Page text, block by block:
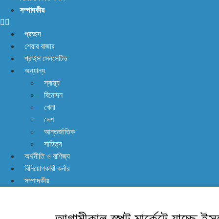
সম্পাদকীয়
প্রচ্ছদ
শেয়ার বাজার
প্রাইস সেনসেটিভ
অন্যান্য
স্বাস্থ্য
বিনোদন
খেলা
দেশ
আন্তর্জাতিক
সাহিত্য
অর্থনীতি ও বাণিজ্য
বিনিয়োগকারী কর্নার
সম্পাদকীয়